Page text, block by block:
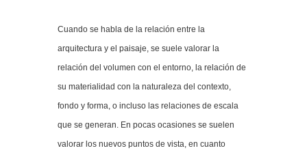
Cuando se habla de la relación entre la
arquitectura y el paisaje, se suele valorar la
relación del volumen con el entorno, la relación de
su materialidad con la naturaleza del contexto,
fondo y forma, o incluso las relaciones de escala
que se generan. En pocas ocasiones se suelen
valorar los nuevos puntos de vista, en cuanto